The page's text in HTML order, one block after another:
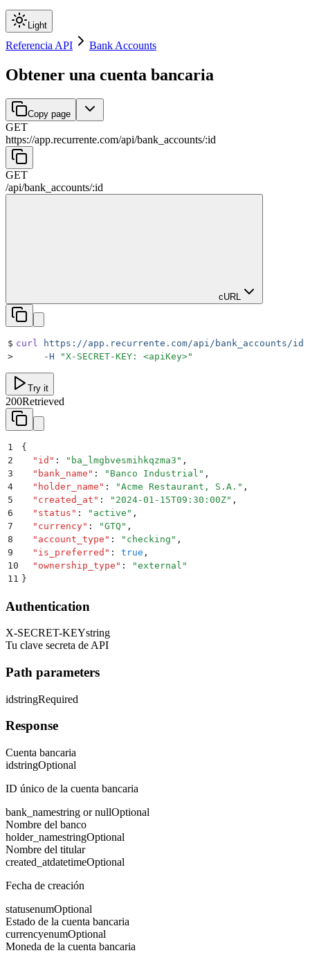
Light
Referencia API Bank Accounts
Obtener una cuenta bancaria
Copy page
GET
https://app.recurrente.com/api/bank_accounts/:id
GET
/api/bank_accounts/:id
cURL
$ curl https://app.recurrente.com/api/bank_accounts/id
>
     -H
"X-SECRET-KEY: <apiKey>"
Try it
200Retrieved
1
{
2
  "
id " : " ba_lmgbvesmihkqzma3 " ,
3
  "
bank_name " : " Banco Industrial " ,
4
  "
holder_name " : "Acme Restaurant, S.A. " ,
5
  "
created_at " : " 2024-01-15T09:30:00Z" ,
6
  "
status " : " active " ,
7
  "
currency" : "GTQ " ,
8
  "
account_type " : " checking " ,
9
  "
is_preferred " : true ,
10
  "
ownership_type " : "external "
11
}
Authentication
X-SECRET-KEYstring
Tu clave secreta de API
Path parameters
idstringRequired
Response
Cuenta bancaria
idstringOptional
ID único de la cuenta bancaria
bank_namestring or nullOptional
Nombre del banco
holder_namestringOptional
Nombre del titular
created_atdatetimeOptional
Fecha de creación
statusenumOptional
Estado de la cuenta bancaria
currencyenumOptional
Moneda de la cuenta bancaria